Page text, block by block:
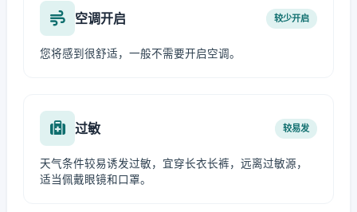
空调开启 较少开启
您将感到很舒适，一般不需要开启空调。
过敏 较易发
天气条件较易诱发过敏，宜穿长衣长裤，远离过敏源，
适当佩戴眼镜和口罩。